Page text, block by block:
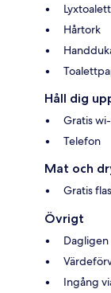
Hårtork
Håll dig
Gratis
Telefon
Mat och
Gratis
Övrigt
Dagligen
Ingång